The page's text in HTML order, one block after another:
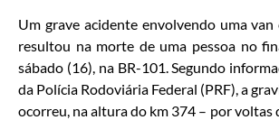
Um grave acidente envolvendo uma
resultou na morte de uma pessoa no
sábado (16), na BR-101. Segundo
da Polícia Rodoviária Federal (PRF), a
ocorreu, na altura do km 374 – por voltas